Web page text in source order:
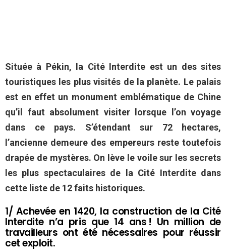
Située à Pékin, la Cité Interdite est un des sites
touristiques les plus visités de la planète. Le palais
est en effet un monument emblématique de Chine
qu’il faut absolument visiter lorsque l’on voyage
dans ce pays. S’étendant sur 72 hectares,
l’ancienne demeure des empereurs reste toutefois
drapée de mystères. On lève le voile sur les secrets
les plus spectaculaires de la Cité Interdite dans
cette liste de 12 faits historiques.
1/ Achevée en 1420, la construction de la Cité
Interdite n’a pris que 14 ans ! Un million de
travailleurs ont été nécessaires pour réussir
cet exploit.